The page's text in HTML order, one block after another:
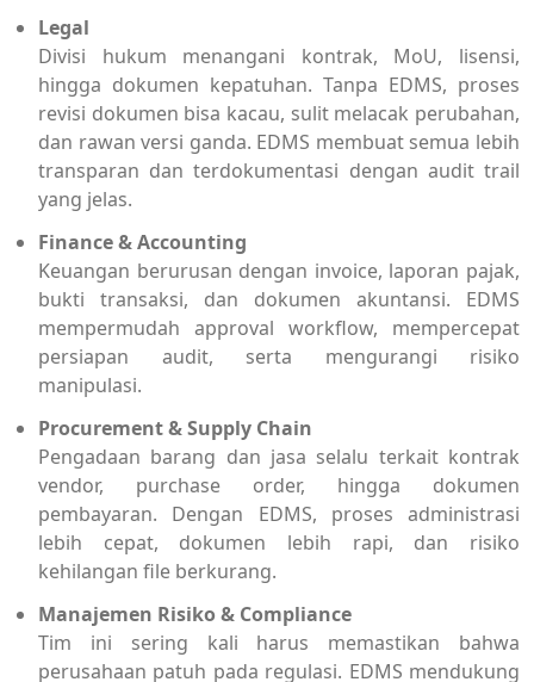
Legal
Divisi hukum menangani kontrak, MoU, lisensi,
hingga dokumen kepatuhan. Tanpa EDMS, proses
revisi dokumen bisa kacau, sulit melacak perubahan,
dan rawan versi ganda. EDMS membuat semua lebih
transparan dan terdokumentasi dengan audit trail
yang jelas.
Finance & Accounting
Keuangan berurusan dengan invoice, laporan pajak,
bukti transaksi, dan dokumen akuntansi. EDMS
mempermudah approval workflow, mempercepat
persiapan audit, serta mengurangi risiko
manipulasi.
Procurement & Supply Chain
Pengadaan barang dan jasa selalu terkait kontrak
vendor, purchase order, hingga dokumen
pembayaran. Dengan EDMS, proses administrasi
lebih cepat, dokumen lebih rapi, dan risiko
kehilangan file berkurang.
Manajemen Risiko & Compliance
Tim ini sering kali harus memastikan bahwa
perusahaan patuh pada regulasi. EDMS mendukung